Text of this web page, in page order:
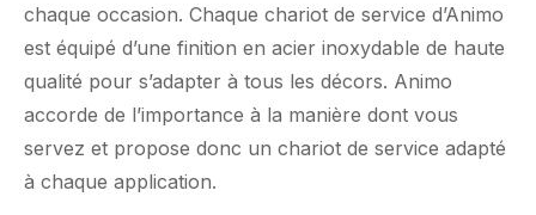
chaque occasion. Chaque chariot de service d’Animo
est équipé d’une finition en acier inoxydable de haute
qualité pour s’adapter à tous les décors. Animo
accorde de l’importance à la manière dont vous
servez et propose donc un chariot de service adapté
à chaque application.